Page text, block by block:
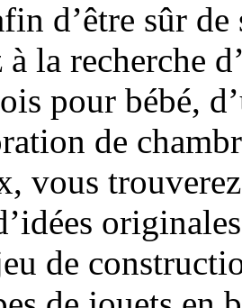
d’être sûr
la recherche
pour bébé,
de
vous
de